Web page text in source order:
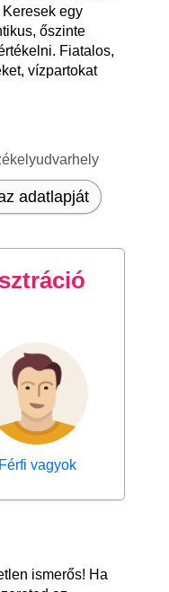
egy
őszinte
Fiatalos,
vízpartokat
adatlapját
Férfi vagyok
ismerős! Ha